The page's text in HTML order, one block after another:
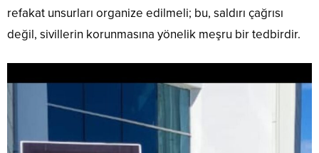
refakat unsurları organize edilmeli; bu, saldırı çağrısı
değil, sivillerin korunmasına yönelik meşru bir tedbirdir.